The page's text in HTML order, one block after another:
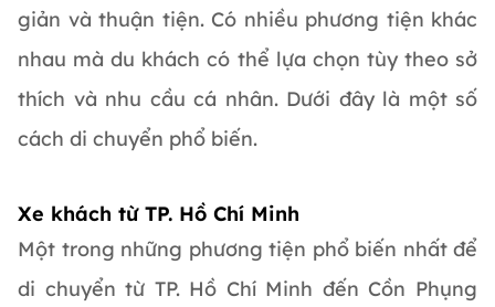
giản và thuận tiện. Có nhiều phương tiện khác
nhau mà du khách có thể lựa chọn tùy theo sở
thích và nhu cầu cá nhân. Dưới đây là một số
cách di chuyển phổ biến.
Xe khách từ TP. Hồ Chí Minh
Một trong những phương tiện phổ biến nhất để
di chuyển từ TP. Hồ Chí Minh đến Cồn Phụng